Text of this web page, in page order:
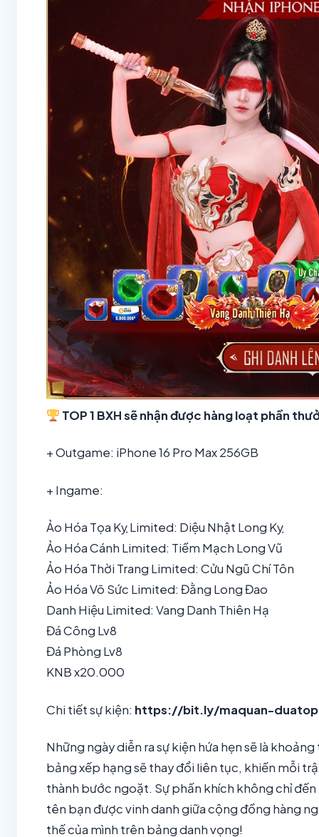
TOP 1 BXH sẽ nhận được hàng loạt phần
+ Outgame: iPhone 16 Pro Max 256GB
+ Ingame:
Ảo Hóa Tọa Kỵ Limited: Diệu Nhật Long Kỵ
Ảo Hóa Cánh Limited: Tiềm Mạch Long Vũ
Ảo Hóa Thời Trang Limited: Cửu Ngũ Chí Tôn
Ảo Hóa Võ Sức Limited: Đằng Long Đao
Danh Hiệu Limited: Vang Danh Thiên Hạ
Đá Công Lv8
Đá Phòng Lv8
KNB x20.000
Chi tiết sự kiện: https://bit.ly/maquan-
Những ngày diễn ra sự kiện hứa hẹn sẽ là
bảng xếp hạng sẽ thay đổi liên tục, khiến mỗi
thành bước ngoặt. Sự phấn khích không chỉ
tên bạn được vinh danh giữa cộng đồng hàng
thế của mình trên bảng danh vọng!